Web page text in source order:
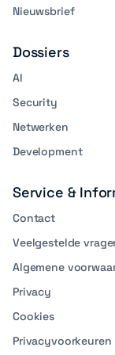
Nieuwsbrief
Dossiers
AI
Security
Netwerken
Development
Service &
Contact
Veelgestelde
Algemene
Privacy
Cookies
Privacyvoorkeuren